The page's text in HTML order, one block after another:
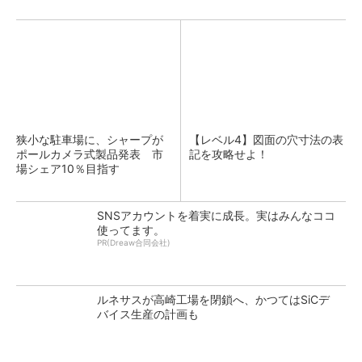
狭小な駐車場に、シャープが
ポールカメラ式製品発表 市
場シェア10％目指す
【レベル4】図面の穴寸法の表
記を攻略せよ！
SNSアカウントを着実に成長。実はみんなココ
使ってます。
PR(Dreaw合同会社)
ルネサスが高崎工場を閉鎖へ、かつてはSiCデ
バイス生産の計画も